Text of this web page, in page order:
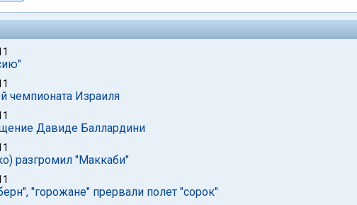
чемпионата Израиля
Давиде Баллардини
разгромил "Маккаби"
"горожане" прервали полет "сорок"